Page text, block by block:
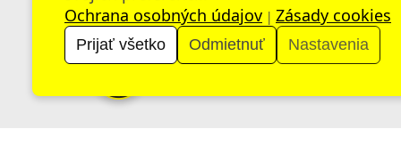
Ochrana osobných údajov | Zásady cookies
Prijať všetko Odmietnuť Nastavenia